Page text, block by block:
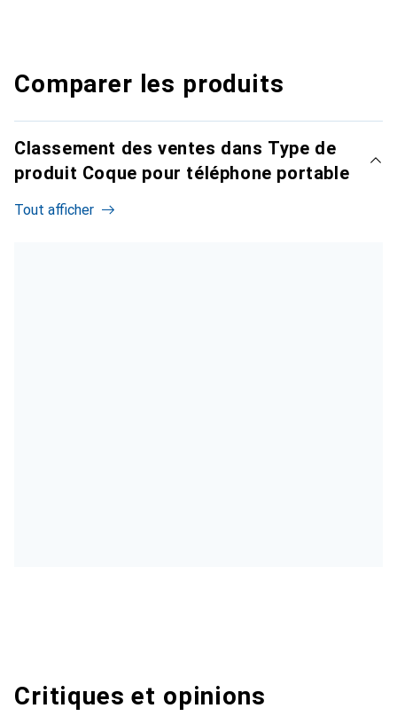
Comparer les produits
Classement des ventes dans Type de
produit Coque pour téléphone portable
Tout afficher
Critiques et opinions